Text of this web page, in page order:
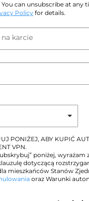
You can unsubscribe at any
Policy for details.
na karcie
PONIŻEJ, ABY KUPIĆ
VPN.
poniżej, wyrażam
dotyczącą
mieszkańców Stanów
oraz Warunki